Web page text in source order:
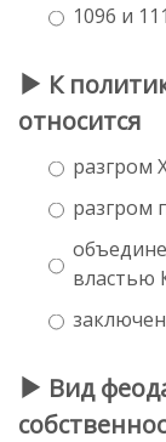
1096 и
К
относится
разгром
разгром
властью
Вид